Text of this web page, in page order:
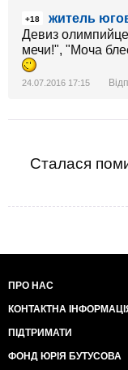
+18
житель
Девиз
мечи!", "Моча
24.07.2016 17:15
Сталася
ПРО НАС
КОНТАКТНА
ПІДТРИМАТИ
ФОНД ЮРІЯ БУТУСОВА